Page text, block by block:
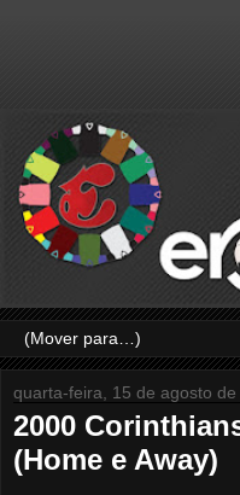
quarta-feira, 15 de agosto de
2000
(Home e Away)